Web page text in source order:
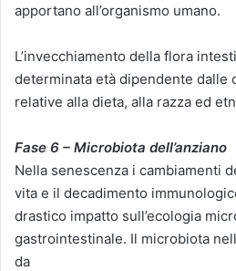
apportano all’organismo umano.
L’invecchiamento della flora
determinata età dipendente dalle
relative alla dieta, alla razza ed
Fase 6 – Microbiota dell’anziano
Nella senescenza i cambiamenti
vita e il decadimento
drastico impatto sull’ecologia
gastrointestinale. Il microbiota
da